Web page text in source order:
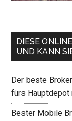
DIESE
UND KANN
Der beste
fürs Hauptdepot
Bester Mobile